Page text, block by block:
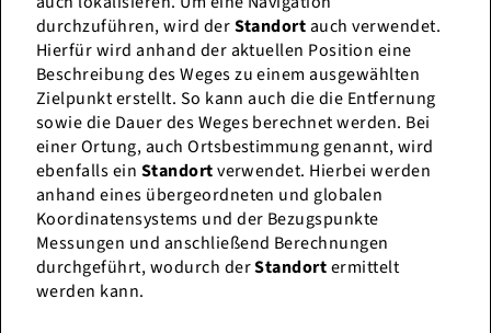
durchzuführen, wird derStandortauch verwendet.
Hierfür wird anhand der aktuellen Position eine
Beschreibung des Weges zu einem ausgewählten
Zielpunkt erstellt. So kann auch die die Entfernung
sowie die Dauer des Weges berechnet werden. Bei
einer Ortung, auch Ortsbestimmung genannt, wird
ebenfalls ein Standortverwendet. Hierbei werden
anhand eines übergeordneten und globalen
Koordinatensystems und der Bezugspunkte
Messungen und anschließend Berechnungen
durchgeführt, wodurch derStandortermittelt
werden kann.